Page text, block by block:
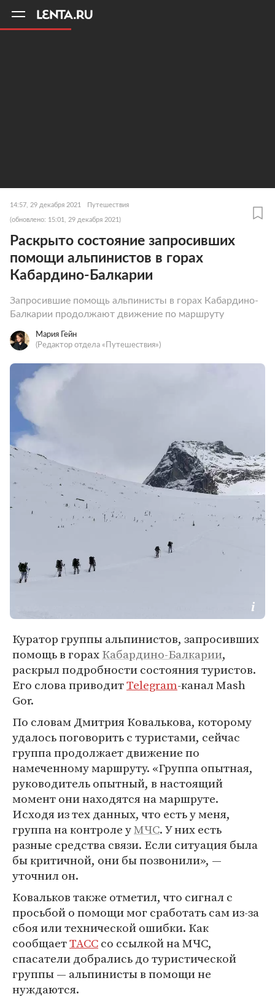
14:57, 29 декабря 2021 Путешествия
(обновлено: 15:01, 29 декабря 2021)
Раскрыто состояние запросивших
помощи альпинистов в горах
Кабардино-Балкарии
Запросившие помощь альпинисты в горах Кабардино-
Балкарии продолжают движение по маршруту
Мария Гейн
(Редактор отдела «Путешествия»)
Куратор группы альпинистов, запросивших
помощь в горахКабардино-Балкарии,
раскрыл подробности состояния туристов.
Его слова приводитTelegram-канал Mash
Gor.
По словам Дмитрия Ковалькова, которому
удалось поговорить с туристами, сейчас
группа продолжает движение по
намеченному маршруту. «Группа опытная,
руководитель опытный, в настоящий
момент они находятся на маршруте.
Исходя из тех данных, что есть у меня,
группа на контроле уМЧС. У них есть
разные средства связи. Если ситуация была
бы критичной, они бы позвонили», —
уточнил он.
Ковальков также отметил, что сигнал с
просьбой о помощи мог сработать сам из-за
сбоя или технической ошибки. Как
сообщаетТАССсо ссылкой на МЧС,
спасатели добрались до туристической
группы — альпинисты в помощи не
нуждаются.